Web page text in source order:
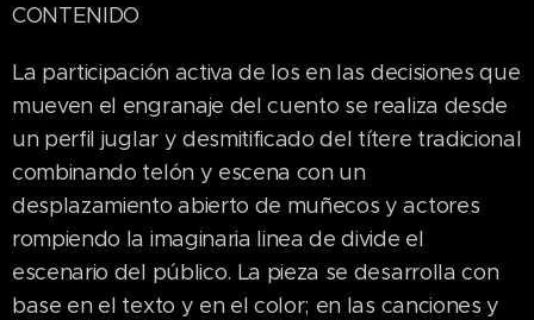
CONTENIDO
La participación activa de los en las decisiones que
mueven el engranaje del cuento se realiza desde
un perfil juglar y desmitificado del títere tradicional
combinando telón y escena con un
desplazamiento abierto de muñecos y actores
rompiendo la imaginaria linea de divide el
escenario del público. La pieza se desarrolla con
base en el texto y en el color; en las canciones y